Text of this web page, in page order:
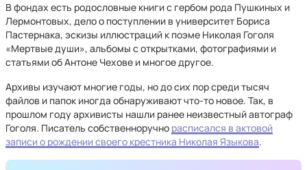
В фондах есть родословные книги с гербом рода Пушкиных и
Лермонтовых, дело о поступлении в университет Бориса
Пастернака, эскизы иллюстраций к поэме Николая Гоголя
«Мертвые души», альбомы с открытками, фотографиями и
статьями об Антоне Чехове и многое другое.
Архивы изучают многие годы, но до сих пор среди тысяч
файлов и папок иногда обнаруживают что-то новое. Так, в
прошлом году архивисты нашли ранее неизвестный автограф
Гоголя. Писатель собственноручно расписался в актовой
записи о рождении своего крестника Николая Языкова.